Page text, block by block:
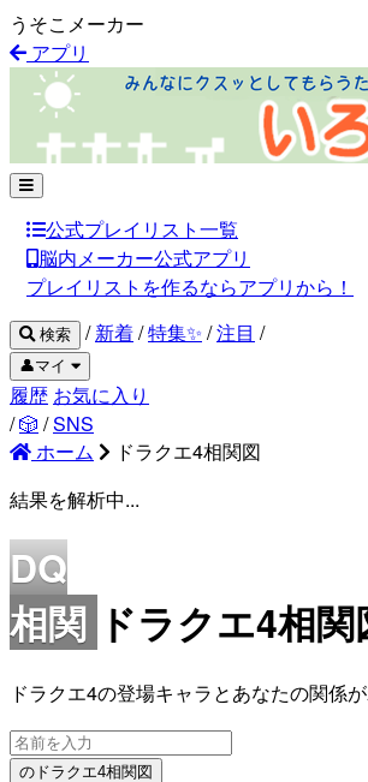
うそこメーカー
アプリ
公式プレイリスト一覧
脳内メーカー公式アプリ
プレイリストを作るならアプリから！
検索 / 新着/特集✨ /注目 /
👤マイ
履歴 お気に入り
/🎲 /SNS
ホーム
ドラクエ4相関図
結果を解析中...
DQ
相関 ドラクエ4相関
ドラクエ4の登場キャラとあなたの関係が
のドラクエ4相関図